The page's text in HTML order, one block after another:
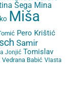
Šega Mina
Miša
Pero Krištić
Samir
Jonjić Tomislav
Vedrana Babić Vlasta